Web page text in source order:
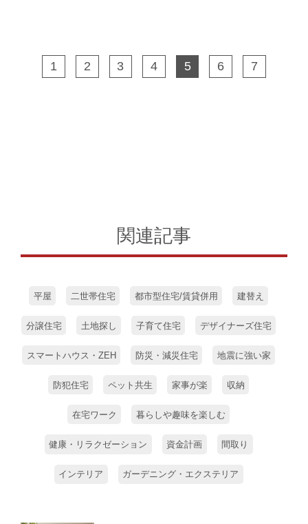
1 2 3 4 5 6 7
関連記事
平屋 二世帯住宅 都市型住宅/賃貸併用 建替え
分譲住宅 土地探し 子育て住宅 デザイナーズ住宅
スマートハウス・ZEH 防災・減災住宅 地震に強い家
防犯住宅 ペット共生 家事が楽 収納
在宅ワーク 暮らしや趣味を楽しむ
健康・リラクゼーション 資金計画 間取り
インテリア ガーデニング・エクステリア